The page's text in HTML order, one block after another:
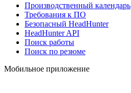
Производственный календарь
Требования к ПО
Безопасный HeadHunter
HeadHunter API
Поиск работы
Поиск по резюме
Мобильное приложение